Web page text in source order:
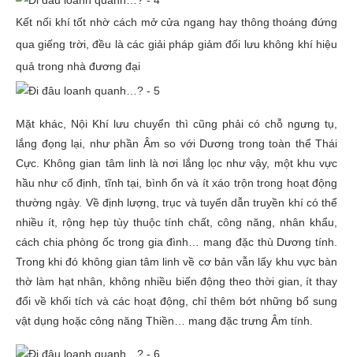
Kết nối khí tốt nhờ cách mở cửa ngang hay thông thoáng đứng
qua giếng trời, đều là các giải pháp giảm đối lưu không khí hiệu
quả trong nhà đương đại
Mặt khác, Nội Khí lưu chuyển thì cũng phải có chỗ ngưng tụ,
lắng đọng lại, như phần Âm so với Dương trong toàn thể Thái
Cực. Không gian tâm linh là nơi lắng lọc như vậy, một khu vực
hầu như cố định, tĩnh tại, bình ổn và ít xáo trộn trong hoạt động
thường ngày. Về định lượng, trục và tuyến dẫn truyền khí có thể
nhiều ít, rộng hẹp tùy thuộc tính chất, công năng, nhân khẩu,
cách chia phòng ốc trong gia đình… mang đặc thù Dương tính.
Trong khi đó không gian tâm linh về cơ bản vẫn lấy khu vực bàn
thờ làm hạt nhân, không nhiều biến động theo thời gian, ít thay
đổi về khối tích và các hoạt động, chỉ thêm bớt những bổ sung
vật dụng hoặc công năng Thiền… mang đặc trưng Âm tính.